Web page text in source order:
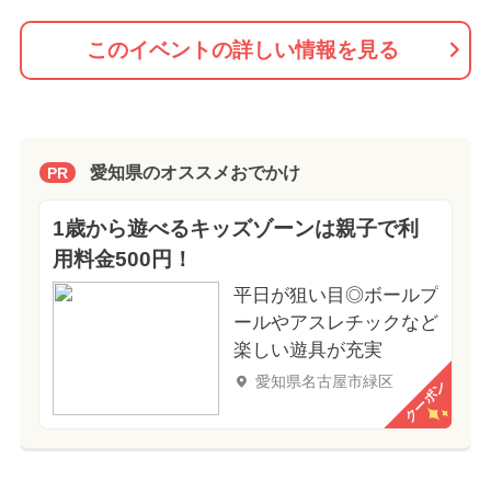
このイベントの詳しい情報を見る
PR 愛知県のオススメおでかけ
1歳から遊べるキッズゾーンは親子で利
用料金500円！
平日が狙い目◎ボールプ
ールやアスレチックなど
楽しい遊具が充実
愛知県名古屋市緑区 クーポン